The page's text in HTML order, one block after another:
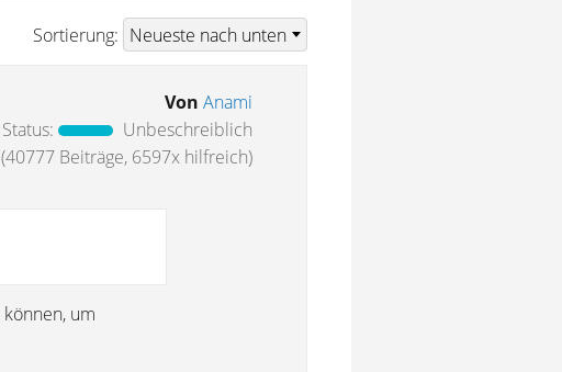
Sortierung:
Von Anami
Status:
Unbeschreiblich
(40777 Beiträge, 6597x hilfreich)
um